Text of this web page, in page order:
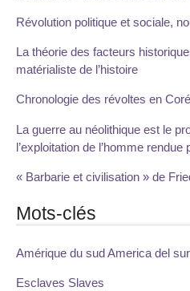
Révolution politique et sociale,
La théorie des facteurs
matérialiste de l’histoire
Chronologie des révoltes en
La guerre au néolithique est le
l’exploitation de l’homme rendue
« Barbarie et civilisation » de
Mots-clés
Amérique du sud America del sur
Esclaves Slaves